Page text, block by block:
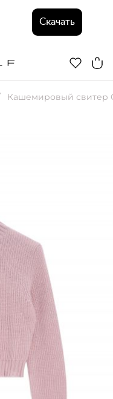
Скачать
Кашемировый свитер